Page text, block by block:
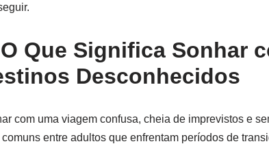
Que Significa Sonhar
Desconhecidos
com uma viagem confusa, cheia de imprevistos e
comuns entre adultos que enfrentam períodos de